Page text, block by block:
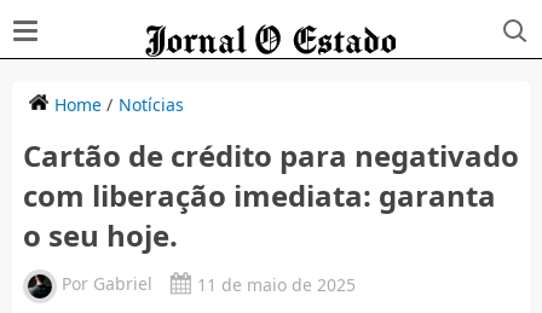
Home/ Notícias
Cartão de crédito para negativado
com liberação imediata: garanta
o seu hoje.
Por Gabriel 11 de maio de 2025